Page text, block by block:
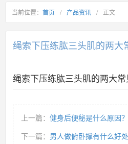
当前位置： 首页 / 产品资讯 / 正文
绳索下压练肱三头肌的两大
绳索下压练肱三头肌的两大
上一篇： 健身后便秘是什么原因？
下一篇： 男人做俯卧撑有什么好处